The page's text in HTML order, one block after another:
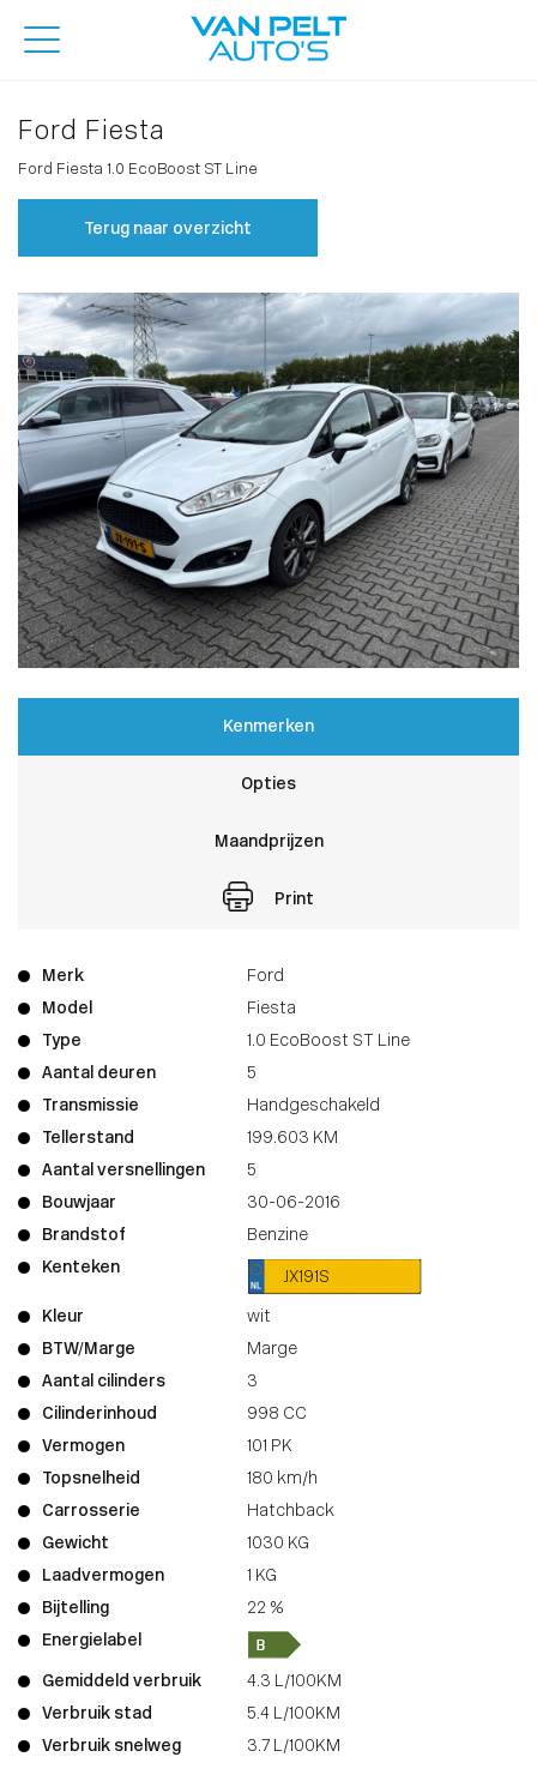
Ford Fiesta
Ford Fiesta 1.0 EcoBoost ST Line
Terug naar overzicht
Kenmerken
Opties
Maandprijzen
Print
Merk
Ford
Model
Fiesta
Type
1.0 EcoBoost ST Line
Aantal deuren
5
Transmissie
Handgeschakeld
Tellerstand
199.603 KM
Aantal versnellingen
5
Bouwjaar
30-06-2016
Brandstof
Benzine
Kenteken
JX191S
Kleur
wit
BTW/Marge
Marge
Aantal cilinders
3
Cilinderinhoud
998 CC
Vermogen
101 PK
Topsnelheid
180 km/h
Carrosserie
Hatchback
Gewicht
1030 KG
Laadvermogen
1 KG
Bijtelling
22 %
Energielabel
Gemiddeld verbruik
4.3 L/100KM
Verbruik stad
5.4 L/100KM
Verbruik snelweg
3.7 L/100KM